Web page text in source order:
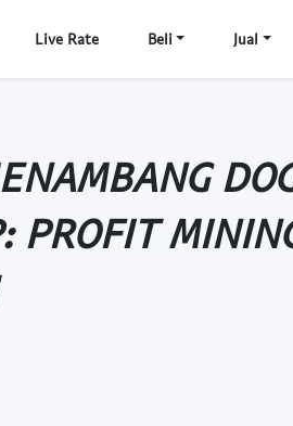
Live Rate Beli Jual
PROFIT